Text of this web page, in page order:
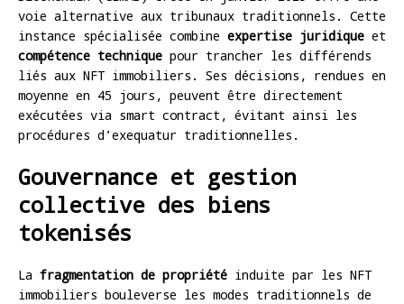
voie alternative aux tribunaux traditionnels. Cette
instance spécialisée combine expertise juridique et
compétence technique pour trancher les différends
liés aux NFT immobiliers. Ses décisions, rendues en
moyenne en 45 jours, peuvent être directement
exécutées via smart contract, évitant ainsi les
procédures d’exequatur traditionnelles.
Gouvernance et gestion
collective des biens
tokenisés
La fragmentation de propriété induite par les NFT
immobiliers bouleverse les modes traditionnels de